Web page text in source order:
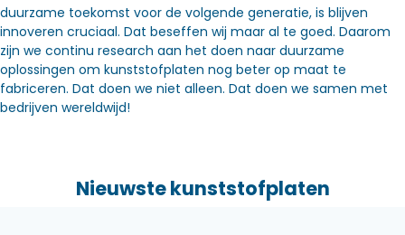
duurzame toekomst voor de volgende generatie, is blijven
innoveren cruciaal. Dat beseffen wij maar al te goed. Daarom
zijn we continu research aan het doen naar duurzame
oplossingen om kunststofplaten nog beter op maat te
fabriceren. Dat doen we niet alleen. Dat doen we samen met
bedrijven wereldwijd!
Nieuwste kunststofplaten